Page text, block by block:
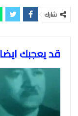
شارك
قد يعجبك ايضا